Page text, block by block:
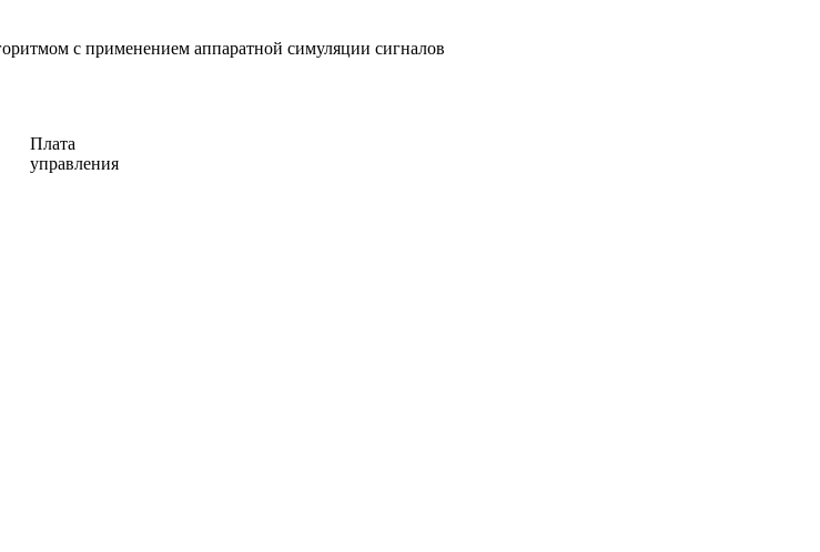
с применением аппаратной симуляции сигналов
Плата
управления